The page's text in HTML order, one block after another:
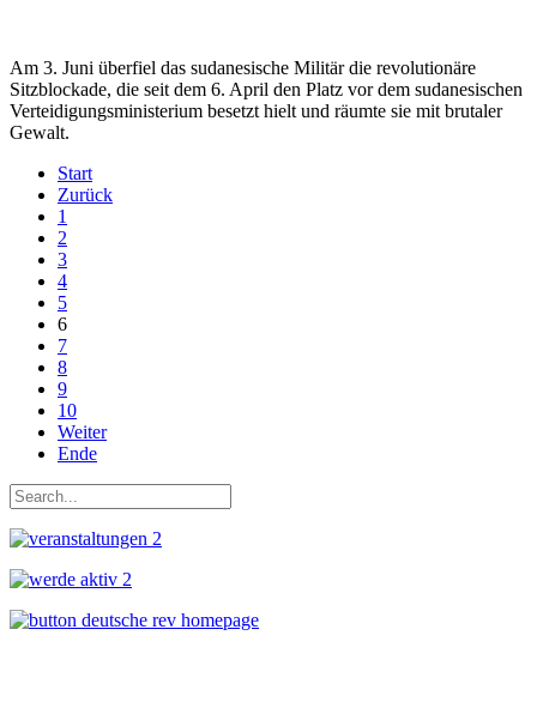
Am 3. Juni überfiel das sudanesische Militär die revolutionäre
Sitzblockade, die seit dem 6. April den Platz vor dem sudanesischen
Verteidigungsministerium besetzt hielt und räumte sie mit brutaler
Gewalt.
Start
Zurück
1
2
3
4
5
6
7
8
9
10
Weiter
Ende